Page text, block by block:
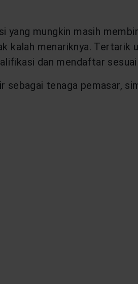
mungkin masih
kalah menariknya. Tertarik
dan mendaftar
tenaga pemasar,